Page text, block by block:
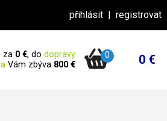
přihlásit | registrovat
za 0 €, do dopravy
Vám zbýva 800 €
0 0 €